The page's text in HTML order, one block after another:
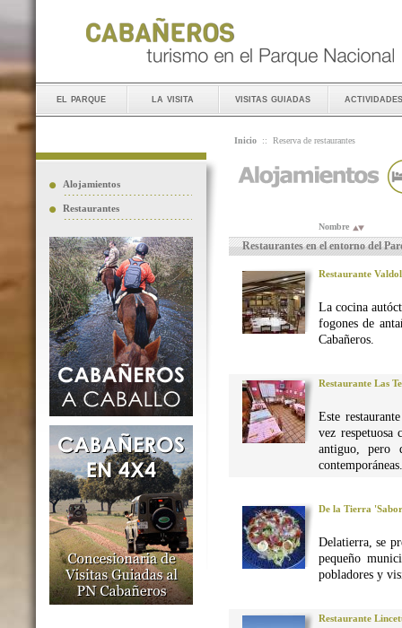
el parque la visita visitas guiadas actividades
Alojamientos
Restaurantes
Inicio :: Reserva de restaurantes
Nombre
Restaurantes en el entorno del
Restaurante
La cocina
fogones de
Cabañeros.
Restaurante Las
Este
vez
antiguo, pero
contemporáneas.
De la Tierra
Delatierra, se
pequeño
pobladores y
Restaurante